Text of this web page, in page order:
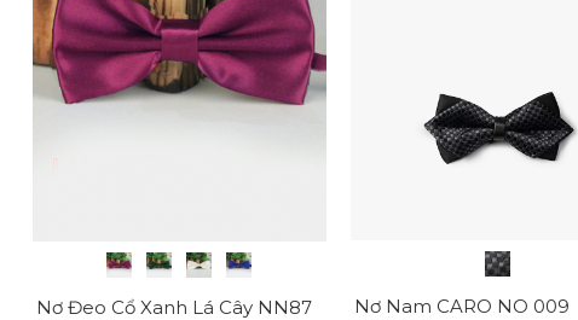
Nơ Đeo Cổ Xanh Lá Cây NN87
Nơ Nam CARO NO 009